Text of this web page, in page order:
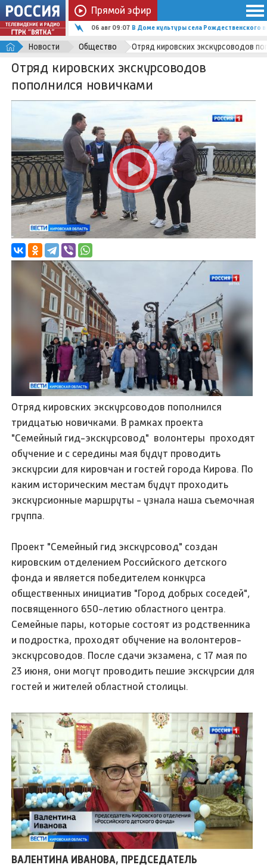
Прямой эфир
06 авг 09:07 В Доме культуры села
Новости Общество Отряд кировских экскурсоводов
Отряд кировских экскурсоводов
пополнился новичками
Отряд кировских экскурсоводов пополнился
тридцатью новичками. В рамках проекта
"Семейный гид-экскурсовод" волонтеры проходят
обучение и с середины мая будут проводить
экскурсии для кировчан и гостей города Кирова. По
каким историческим местам будут проходить
экскурсионные маршруты - узнала наша съемочная
группа.
Проект "Семейный гид экскурсовод" создан
кировским отделением Российского детского
фонда и является победителем конкурса
общественных инициатив "Город добрых соседей",
посвященного 650-летию областного центра.
Семейные пары, которые состоят из родственника
и подростка, проходят обучение на волонтеров-
экскурсоводов. После сдачи экзамена, с 17 мая по
23 июня, они могут проводить пешие экскурсии для
гостей и жителей областной столицы.
ВАЛЕНТИНА ИВАНОВА, ПРЕДСЕДАТЕЛЬ